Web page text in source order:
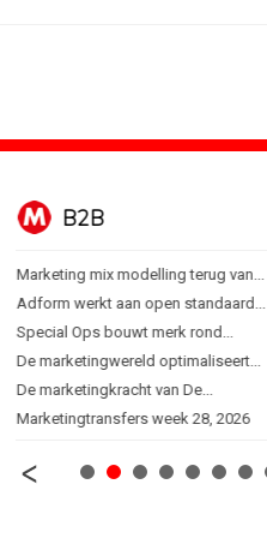
B2B
Marketing mix modelling terug van...
Adform werkt aan open standaard...
Special Ops bouwt merk rond...
De marketingwereld optimaliseert...
De marketingkracht van De...
Marketingtransfers week 28, 2026